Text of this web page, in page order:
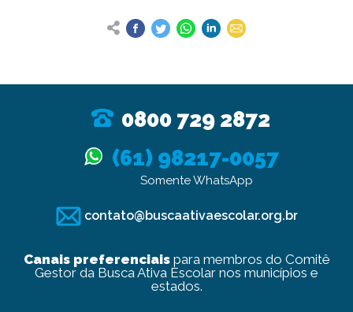
0800 729 2872
(61) 98217-0057
Somente WhatsApp
contato@buscaativaescolar.org.br
Canais preferenciaispara membros do Comitê
Gestor da Busca Ativa Escolar nos municípios e
estados.